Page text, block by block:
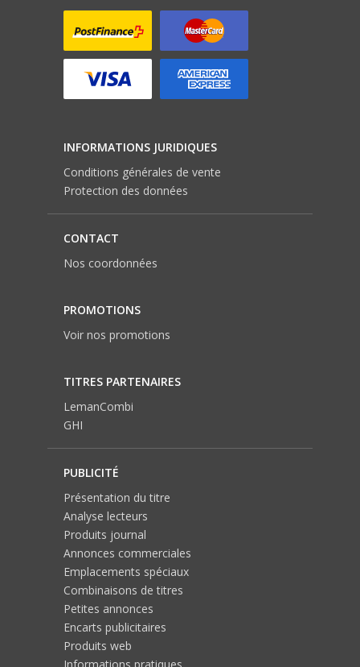
INFORMATIONS JURIDIQUES
Conditions générales de vente
Protection des données
CONTACT
Nos coordonnées
PROMOTIONS
Voir nos promotions
TITRES PARTENAIRES
LemanCombi
GHI
PUBLICITÉ
Présentation du titre
Analyse lecteurs
Produits journal
Annonces commerciales
Emplacements spéciaux
Combinaisons de titres
Petites annonces
Encarts publicitaires
Produits web
Informations pratiques